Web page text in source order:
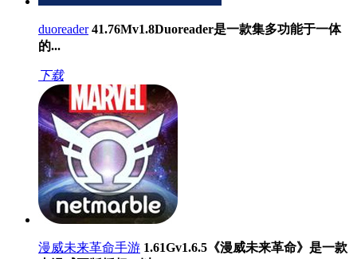
duoreader 41.76Mv1.8Duoreader是一款集多功能于一体
的...
下载
漫威未来革命手游 1.61Gv1.6.5 《漫威未来革命》是一款